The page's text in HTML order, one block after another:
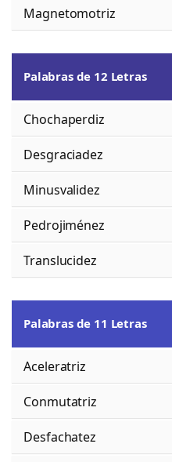
Magnetomotriz
Palabras de 12 Letras
Chochaperdiz
Desgraciadez
Minusvalidez
Pedrojiménez
Translucidez
Palabras de 11 Letras
Aceleratriz
Conmutatriz
Desfachatez